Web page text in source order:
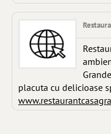
placuta cu delicioase